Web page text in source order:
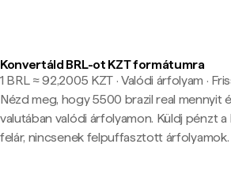
Konvertáld BRL-ot KZT formátumra
1 BRL ≈ 92,2005 KZT · Valódi árfolyam ·
Nézd meg, hogy 5500 brazil real mennyit
valutában valódi árfolyamon. Küldj pénzt
felár, nincsenek felpuffasztott árfolyamok.